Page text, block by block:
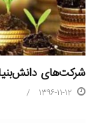
شرکت‌های
1396-11-12